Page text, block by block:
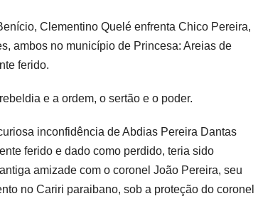
Clementino Quelé enfrenta Chico Pereira,
ambos no município de Princesa: Areias de
ferido.
e a ordem, o sertão e o poder.
inconfidência de Abdias Pereira Dantas
ferido e dado como perdido, teria sido
amizade com o coronel João Pereira, seu
no Cariri paraibano, sob a proteção do coronel